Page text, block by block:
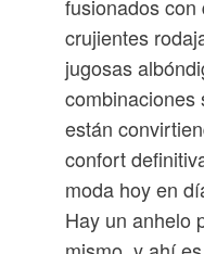
fusionados con
crujientes
jugosas
combinaciones
están
confort
moda hoy en
Hay un anhelo